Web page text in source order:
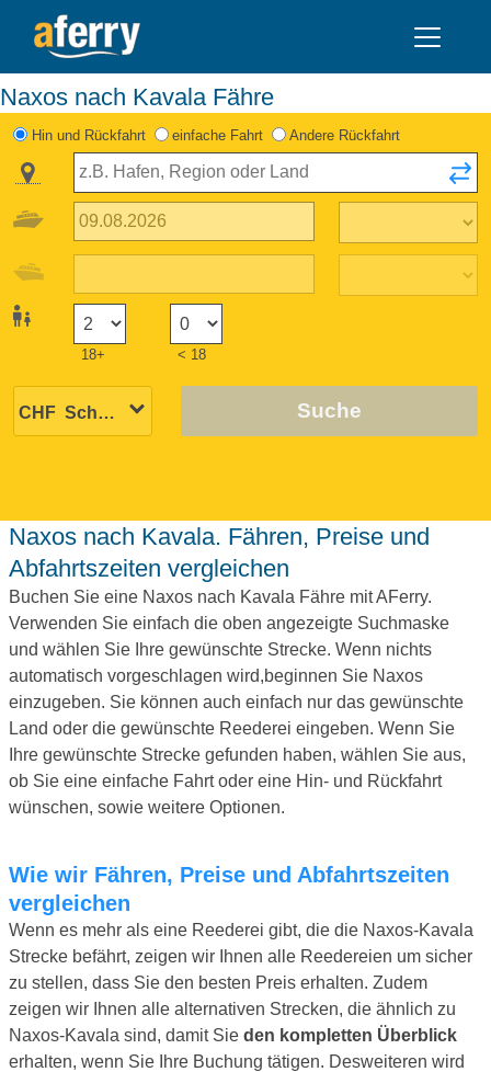
Naxos nach Kavala Fähre
Hin und Rückfahrt einfache Fahrt Andere Rückfahrt
18+ < 18
Suche
Naxos nach Kavala. Fähren, Preise und
Abfahrtszeiten vergleichen
Buchen Sie eine Naxos nach Kavala Fähre mit AFerry.
Verwenden Sie einfach die oben angezeigte Suchmaske
und wählen Sie Ihre gewünschte Strecke. Wenn nichts
automatisch vorgeschlagen wird,beginnen Sie Naxos
einzugeben. Sie können auch einfach nur das gewünschte
Land oder die gewünschte Reederei eingeben. Wenn Sie
Ihre gewünschte Strecke gefunden haben, wählen Sie aus,
ob Sie eine einfache Fahrt oder eine Hin- und Rückfahrt
wünschen, sowie weitere Optionen.
Wie wir Fähren, Preise und Abfahrtszeiten
vergleichen
Wenn es mehr als eine Reederei gibt, die die Naxos-Kavala
Strecke befährt, zeigen wir Ihnen alle Reedereien um sicher
zu stellen, dass Sie den besten Preis erhalten. Zudem
zeigen wir Ihnen alle alternativen Strecken, die ähnlich zu
Naxos-Kavala sind, damit Sie den kompletten Überblick
erhalten, wenn Sie Ihre Buchung tätigen. Desweiteren wird